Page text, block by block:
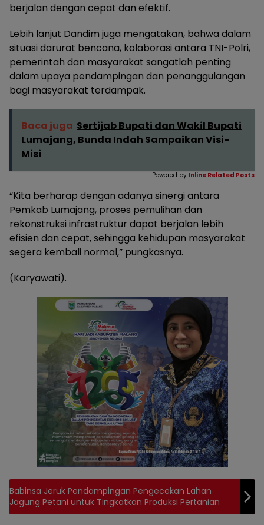
berjalan dengan cepat dan efektif.
Lebih lanjut Dandim juga mengatakan, bahwa dalam
situasi darurat bencana, kolaborasi antara TNI-Polri,
pemerintah dan masyarakat sangatlah penting
dalam upaya pendampingan dan penanggulangan
bagi masyarakat terdampak.
Baca juga Sertijab Bupati dan Wakil Bupati
Lumajang, Bunda Indah Sampaikan Visi-
Misi
Powered by Inline Related Posts
“Kita berharap dengan adanya sinergi antara
Pemkab Lumajang, proses pemulihan dan
rekonstruksi infrastruktur dapat berjalan lebih
efisien dan cepat, sehingga kehidupan masyarakat
segera kembali normal,” pungkasnya.
(Karyawati).
Babinsa Jeruk Pendampingan Pengecekan Lahan
Jagung Petani untuk Tingkatkan Produksi Pertanian